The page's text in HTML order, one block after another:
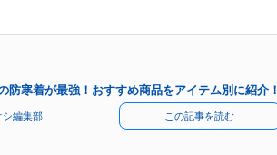
防寒着が最強！おすすめ商品をアイテム別に紹介！
シ編集部 この記事を読む